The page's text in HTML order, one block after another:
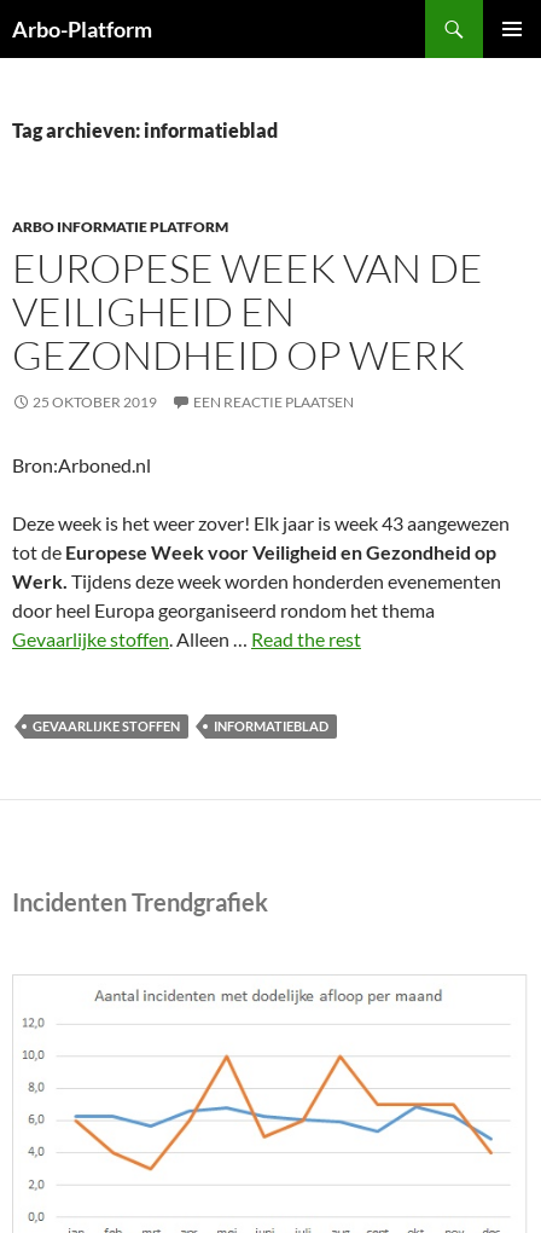
naar
Arbo-Platform
Tag archieven: informatieblad
ARBO INFORMATIE PLATFORM
EUROPESE WEEK VAN DE
VEILIGHEID EN
GEZONDHEID OP WERK
25 OKTOBER 2019 EEN REACTIE PLAATSEN
Bron:Arboned.nl
Deze week is het weer zover! Elk jaar is week 43 aangewezen
tot de Europese Week voor Veiligheid en Gezondheid op
Werk. Tijdens deze week worden honderden evenementen
door heel Europa georganiseerd rondom het thema
Gevaarlijke stoffen. Alleen … Read the rest
GEVAARLIJKE STOFFEN INFORMATIEBLAD
Incidenten Trendgrafiek